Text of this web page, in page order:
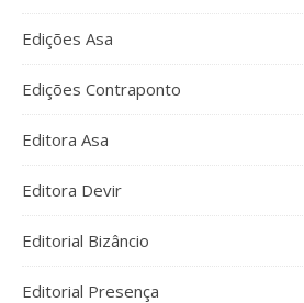
Edições Asa
Edições Contraponto
Editora Asa
Editora Devir
Editorial Bizâncio
Editorial Presença